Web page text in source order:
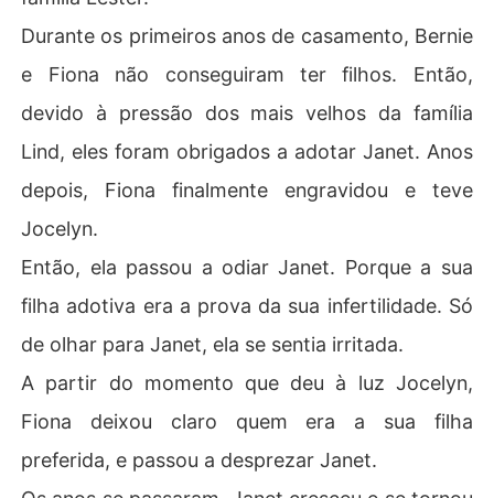
Durante os primeiros anos de casamento, Bernie
e Fiona não conseguiram ter filhos. Então,
devido à pressão dos mais velhos da família
Lind, eles foram obrigados a adotar Janet. Anos
depois, Fiona finalmente engravidou e teve
Jocelyn.
Então, ela passou a odiar Janet. Porque a sua
filha adotiva era a prova da sua infertilidade. Só
de olhar para Janet, ela se sentia irritada.
A partir do momento que deu à luz Jocelyn,
Fiona deixou claro quem era a sua filha
preferida, e passou a desprezar Janet.